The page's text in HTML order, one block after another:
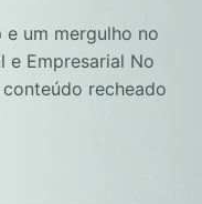
e um mergulho no
e Empresarial No
recheado